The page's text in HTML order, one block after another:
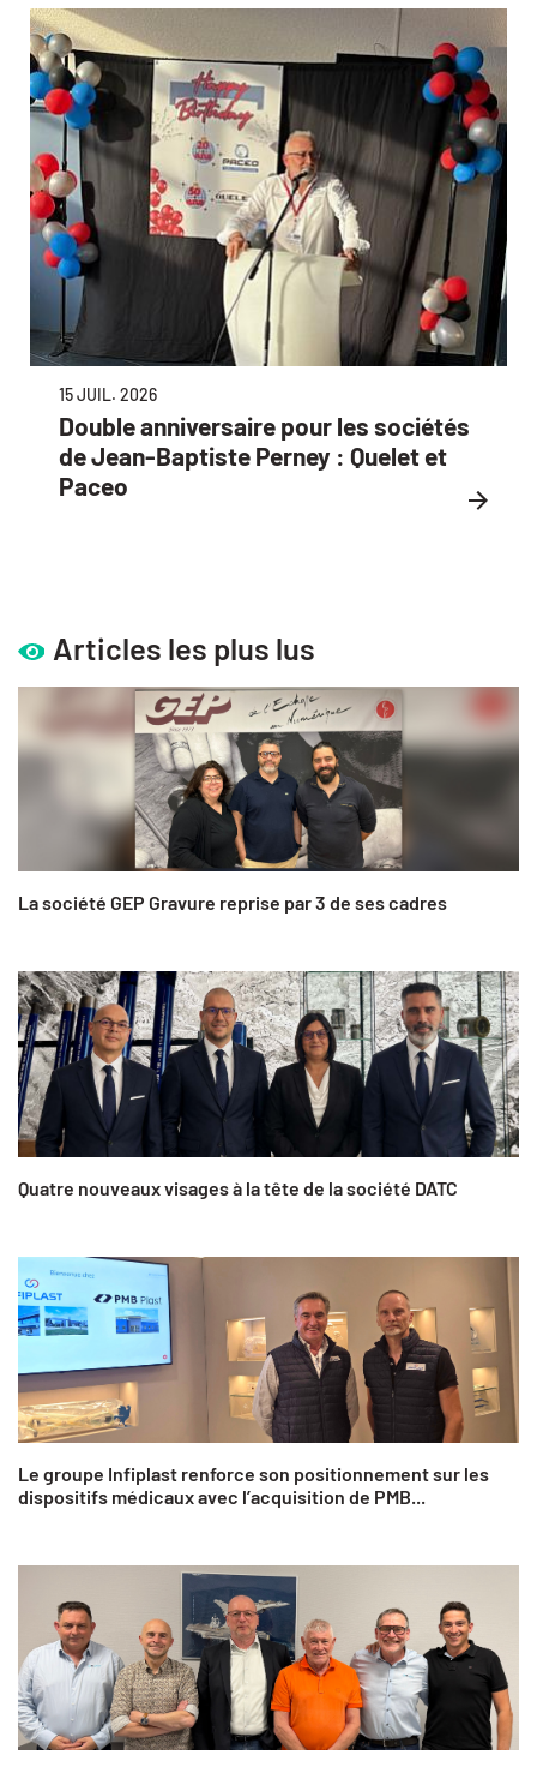
15 JUIL. 2026
Double anniversaire pour les sociétés
de Jean-Baptiste Perney : Quelet et
Paceo
Articles les plus lus
La société GEP Gravure reprise par 3 de ses cadres
Quatre nouveaux visages à la tête de la société DATC
Le groupe Infiplast renforce son positionnement sur les
dispositifs médicaux avec l’acquisition de PMB...